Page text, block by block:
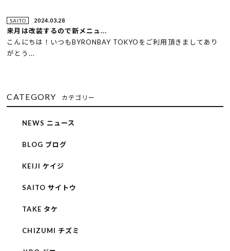
SAITO 2024.03.28
来月は改装するので新メニュ...
こんにちは！いつもBYRONBAY TOKYOをご利用頂きましてあり
がとう...
CATEGORY カテゴリー
NEWS ニュース
BLOG ブログ
KEIJI ケイジ
SAITO サイトウ
TAKE タケ
CHIZUMI チズミ